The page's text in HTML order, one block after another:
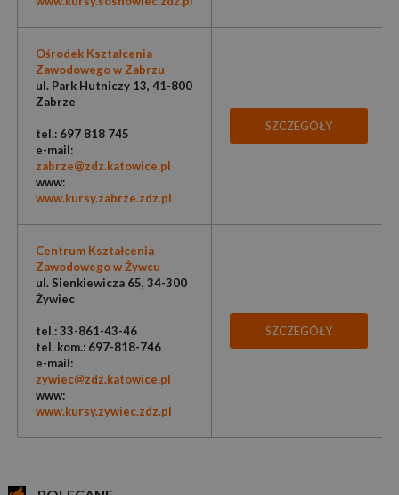
Ośrodek Kształcenia
Zawodowego w Zabrzu
ul. Park Hutniczy 13, 41-800
Zabrze
tel.: 697 818 745
e-mail:
zabrze@zdz.katowice.pl
www:
www.kursy.zabrze.zdz.pl
SZCZEGÓŁY
Centrum Kształcenia
Zawodowego w Żywcu
ul. Sienkiewicza 65, 34-300
Żywiec
tel.: 33-861-43-46
tel. kom.: 697-818-746
e-mail:
zywiec@zdz.katowice.pl
www:
www.kursy.zywiec.zdz.pl
SZCZEGÓŁY